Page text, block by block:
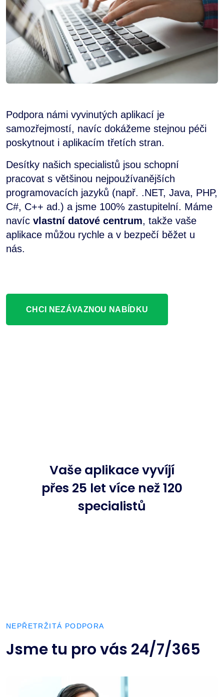
Podpora námi vyvinutých aplikací je
samozřejmostí, navíc dokážeme stejnou péči
poskytnout i aplikacím třetích stran.
Desítky našich specialistů jsou schopní
pracovat s většinou nejpoužívanějších
programovacích jazyků (např. .NET, Java, PHP,
C#, C++ ad.) a jsme 100% zastupitelní. Máme
navíc vlastní datové centrum, takže vaše
aplikace můžou rychle a v bezpečí běžet u
nás.
CHCI NEZÁVAZNOU NABÍDKU
Vaše aplikace vyvíjí
přes 25 let více než 120
specialistů
NEPŘETRŽITÁ PODPORA
Jsme tu pro vás 24/7/365